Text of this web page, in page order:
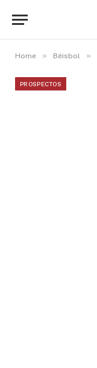
Home » Béisbol »
PROSPECTOS